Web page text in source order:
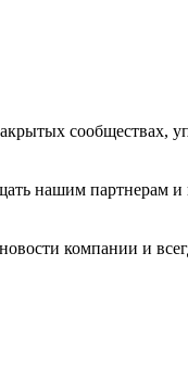
сообществах,
нашим партнерам
компании и